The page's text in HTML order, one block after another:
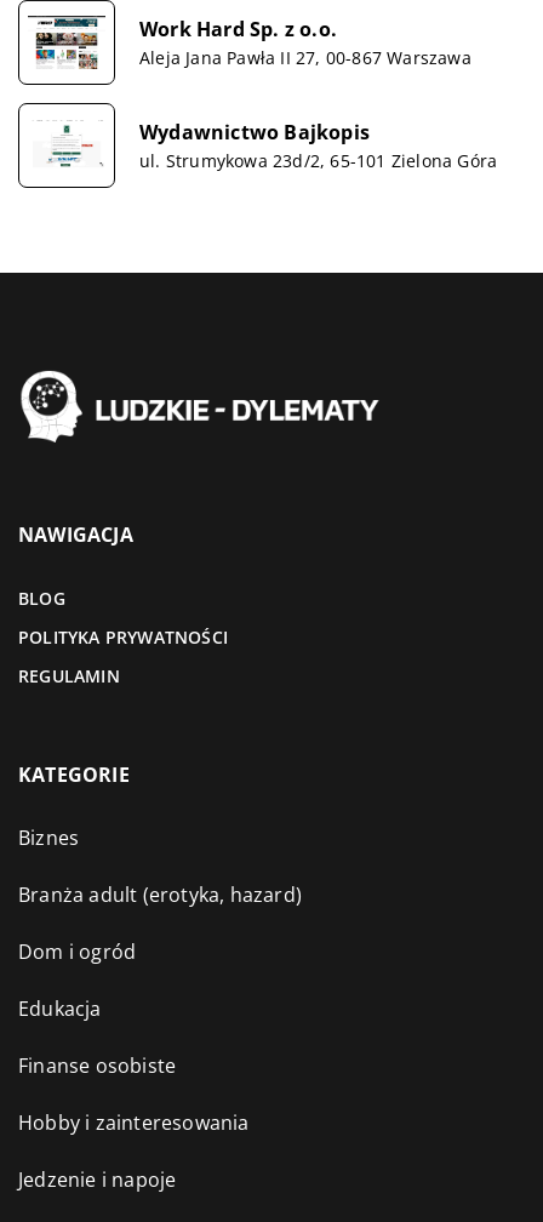
Work Hard Sp. z o.o.
Aleja Jana Pawła II 27, 00-867 Warszawa
Wydawnictwo Bajkopis
ul. Strumykowa 23d/2, 65-101 Zielona Góra
NAWIGACJA
BLOG
POLITYKA PRYWATNOŚCI
REGULAMIN
KATEGORIE
Biznes
Branża adult (erotyka, hazard)
Dom i ogród
Edukacja
Finanse osobiste
Hobby i zainteresowania
Jedzenie i napoje